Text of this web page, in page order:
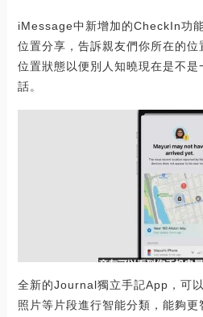
iMessage中新增加的CheckIn功
位置分享，告訴親友們你所在的
位置狀態以便別人知曉現在是不
話。
全新的Journal獨立手記App，可
照片等片段進行智能分類，能夠